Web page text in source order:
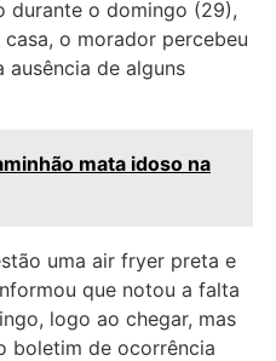
durante o domingo (29),
o morador percebeu
de alguns
mata idoso na
uma air fryer preta e
que notou a falta
logo ao chegar, mas
boletim de ocorrência